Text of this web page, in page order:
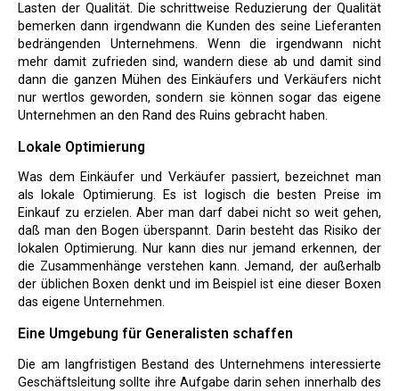
Lasten der Qualität. Die schrittweise Reduzierung der Qualität
bemerken dann irgendwann die Kunden des seine Lieferanten
bedrängenden Unternehmens. Wenn die irgendwann nicht
mehr damit zufrieden sind, wandern diese ab und damit sind
dann die ganzen Mühen des Einkäufers und Verkäufers nicht
nur wertlos geworden, sondern sie können sogar das eigene
Unternehmen an den Rand des Ruins gebracht haben.
Lokale Optimierung
Was dem Einkäufer und Verkäufer passiert, bezeichnet man
als lokale Optimierung. Es ist logisch die besten Preise im
Einkauf zu erzielen. Aber man darf dabei nicht so weit gehen,
daß man den Bogen überspannt. Darin besteht das Risiko der
lokalen Optimierung. Nur kann dies nur jemand erkennen, der
die Zusammenhänge verstehen kann. Jemand, der außerhalb
der üblichen Boxen denkt und im Beispiel ist eine dieser Boxen
das eigene Unternehmen.
Eine Umgebung für Generalisten schaffen
Die am langfristigen Bestand des Unternehmens interessierte
Geschäftsleitung sollte ihre Aufgabe darin sehen innerhalb des